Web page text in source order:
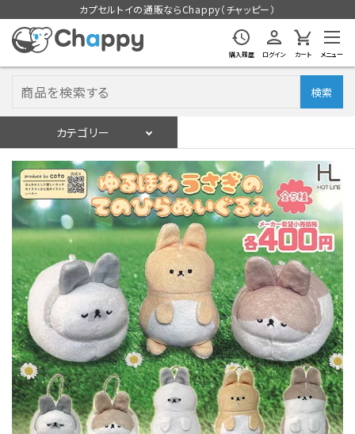
カプセルトイの通販ならChappy（チャッピー）
購入履歴 ログイン カート メニュー
検索
カテゴリー
ログイン 会員登録
入荷スケジュールをチェック
カプセルトイマシン本体
カプセルトイ
販促用空カプセル
レンタル
景品・玩具・文具